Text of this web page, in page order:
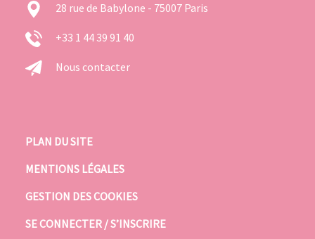
28 rue de Babylone - 75007 Paris
+33 1 44 39 91 40
Nous contacter
PLAN DU SITE
MENTIONS LÉGALES
GESTION DES COOKIES
SE CONNECTER / S’INSCRIRE